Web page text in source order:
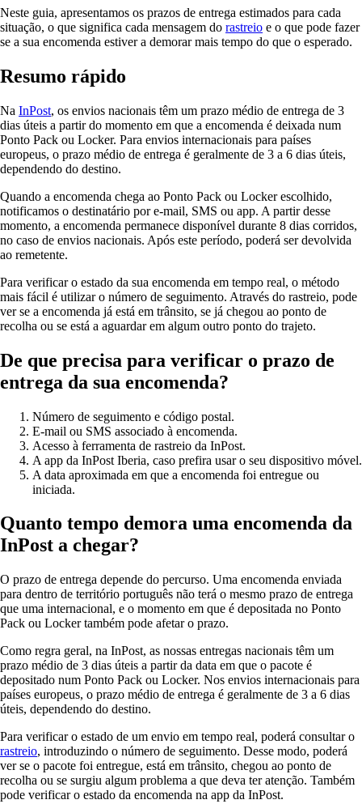
Neste guia, apresentamos os prazos de entrega estimados para cada
situação, o que significa cada mensagem do rastreio e o que pode fazer
se a sua encomenda estiver a demorar mais tempo do que o esperado.
Resumo rápido
Na InPost, os envios nacionais têm um prazo médio de entrega de 3
dias úteis a partir do momento em que a encomenda é deixada num
Ponto Pack ou Locker. Para envios internacionais para países
europeus, o prazo médio de entrega é geralmente de 3 a 6 dias úteis,
dependendo do destino.
Quando a encomenda chega ao Ponto Pack ou Locker escolhido,
notificamos o destinatário por e-mail, SMS ou app. A partir desse
momento, a encomenda permanece disponível durante 8 dias corridos,
no caso de envios nacionais. Após este período, poderá ser devolvida
ao remetente.
Para verificar o estado da sua encomenda em tempo real, o método
mais fácil é utilizar o número de seguimento. Através do rastreio, pode
ver se a encomenda já está em trânsito, se já chegou ao ponto de
recolha ou se está a aguardar em algum outro ponto do trajeto.
De que precisa para verificar o prazo de
entrega da sua encomenda?
Número de seguimento e código postal.
E-mail ou SMS associado à encomenda.
Acesso à ferramenta de rastreio da InPost.
A app da InPost Iberia, caso prefira usar o seu dispositivo móvel.
A data aproximada em que a encomenda foi entregue ou
iniciada.
Quanto tempo demora uma encomenda da
InPost a chegar?
O prazo de entrega depende do percurso. Uma encomenda enviada
para dentro de território português não terá o mesmo prazo de entrega
que uma internacional, e o momento em que é depositada no Ponto
Pack ou Locker também pode afetar o prazo.
Como regra geral, na InPost, as nossas entregas nacionais têm um
prazo médio de 3 dias úteis a partir da data em que o pacote é
depositado num Ponto Pack ou Locker. Nos envios internacionais para
países europeus, o prazo médio de entrega é geralmente de 3 a 6 dias
úteis, dependendo do destino.
Para verificar o estado de um envio em tempo real, poderá consultar o
rastreio, introduzindo o número de seguimento. Desse modo, poderá
ver se o pacote foi entregue, está em trânsito, chegou ao ponto de
recolha ou se surgiu algum problema a que deva ter atenção. Também
pode verificar o estado da encomenda na app da InPost.